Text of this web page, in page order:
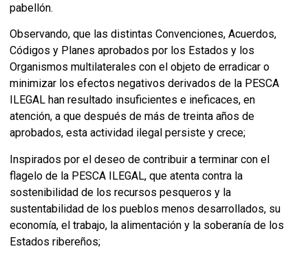
pabellón.
Observando, que las distintas Convenciones, Acuerdos,
Códigos y Planes aprobados por los Estados y los
Organismos multilaterales con el objeto de erradicar o
minimizar los efectos negativos derivados de la PESCA
ILEGAL han resultado insuficientes e ineficaces, en
atención, a que después de más de treinta años de
aprobados, esta actividad ilegal persiste y crece;
Inspirados por el deseo de contribuir a terminar con el
flagelo de la PESCA ILEGAL, que atenta contra la
sostenibilidad de los recursos pesqueros y la
sustentabilidad de los pueblos menos desarrollados, su
economía, el trabajo, la alimentación y la soberanía de los
Estados ribereños;